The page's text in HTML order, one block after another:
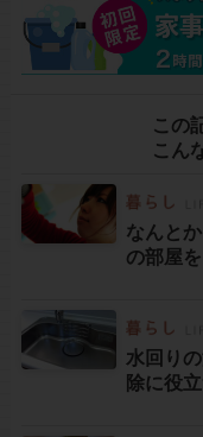
この
こん
なんと
の部屋
水回り
除に役